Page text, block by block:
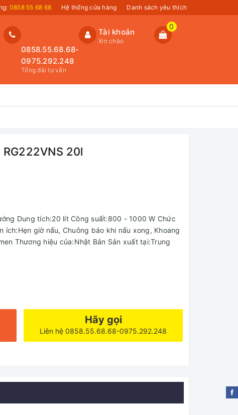
0858 55 68 68 Hệ thống cửa hàng Danh sách yêu thích
0858.55.68.68-
0975.292.248
Tổng đài tư vấn
Tài khoản
Xin chào
0
20l
Dung tích:20 lít Công suất:800 - 1000 W Chức
ích:Hẹn giờ nấu, Chuông báo khi nấu xong, Khoang
Thương hiệu của:Nhật Bản Sản xuất tại:Trung
Hãy gọi
Liên hệ 0858.55.68.68-0975.292.248